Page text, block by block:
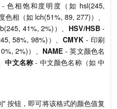
- 色相饱和度明度（如 hsl(245,
色相（如 lch(51%, 89, 277)）、
41%, 2%)）、 HSV/HSB-
58%, 98%)）、CMYK - 印刷
2%)）、 NAME - 英文颜色名
中文名称- 中文颜色名称（如 中
按钮，即可将该格式的颜色值复